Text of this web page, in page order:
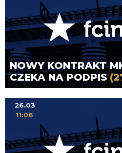
NOWY KONTRAKT
CZEKA NA PODPIS
26.03
11:06